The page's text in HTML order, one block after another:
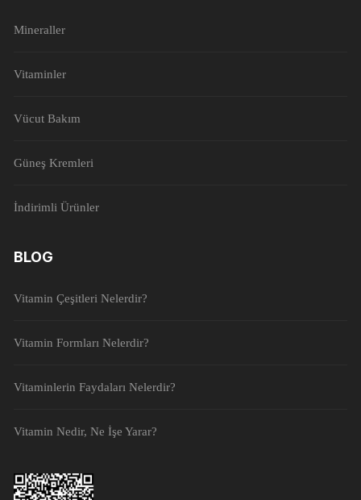
Mineraller
Vitaminler
Vücut Bakım
Güneş Kremleri
İndirimli Ürünler
BLOG
Vitamin Çeşitleri Nelerdir?
Vitamin Formları Nelerdir?
Vitaminlerin Faydaları Nelerdir?
Vitamin Nedir, Ne İşe Yarar?